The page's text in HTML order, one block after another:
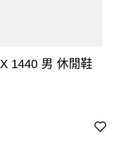
1440 男 休閒鞋